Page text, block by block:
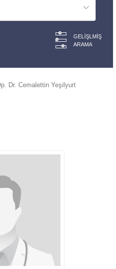
GELIŞLMIŞ
ARAMA
Dr. Cemalettin Yeşilyurt